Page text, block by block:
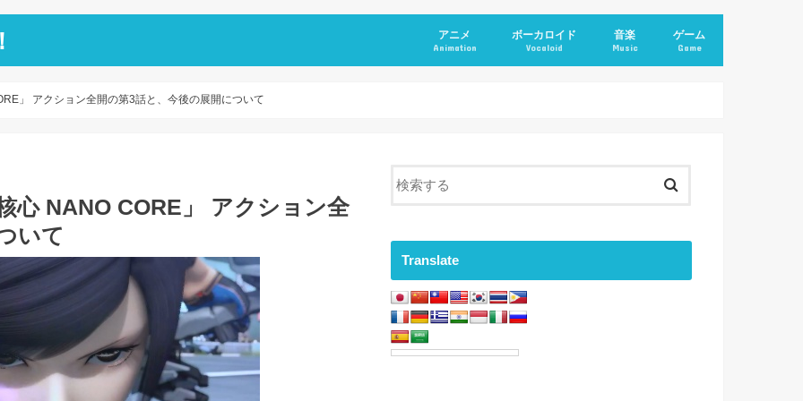
アニメ
Animation
ボーカロイド
Vocaloid
音楽
Music
ゲーム
Game
」 アクション全開の第3話と、今後の展開について
心 NANO CORE」 アクション全
いて
Translate